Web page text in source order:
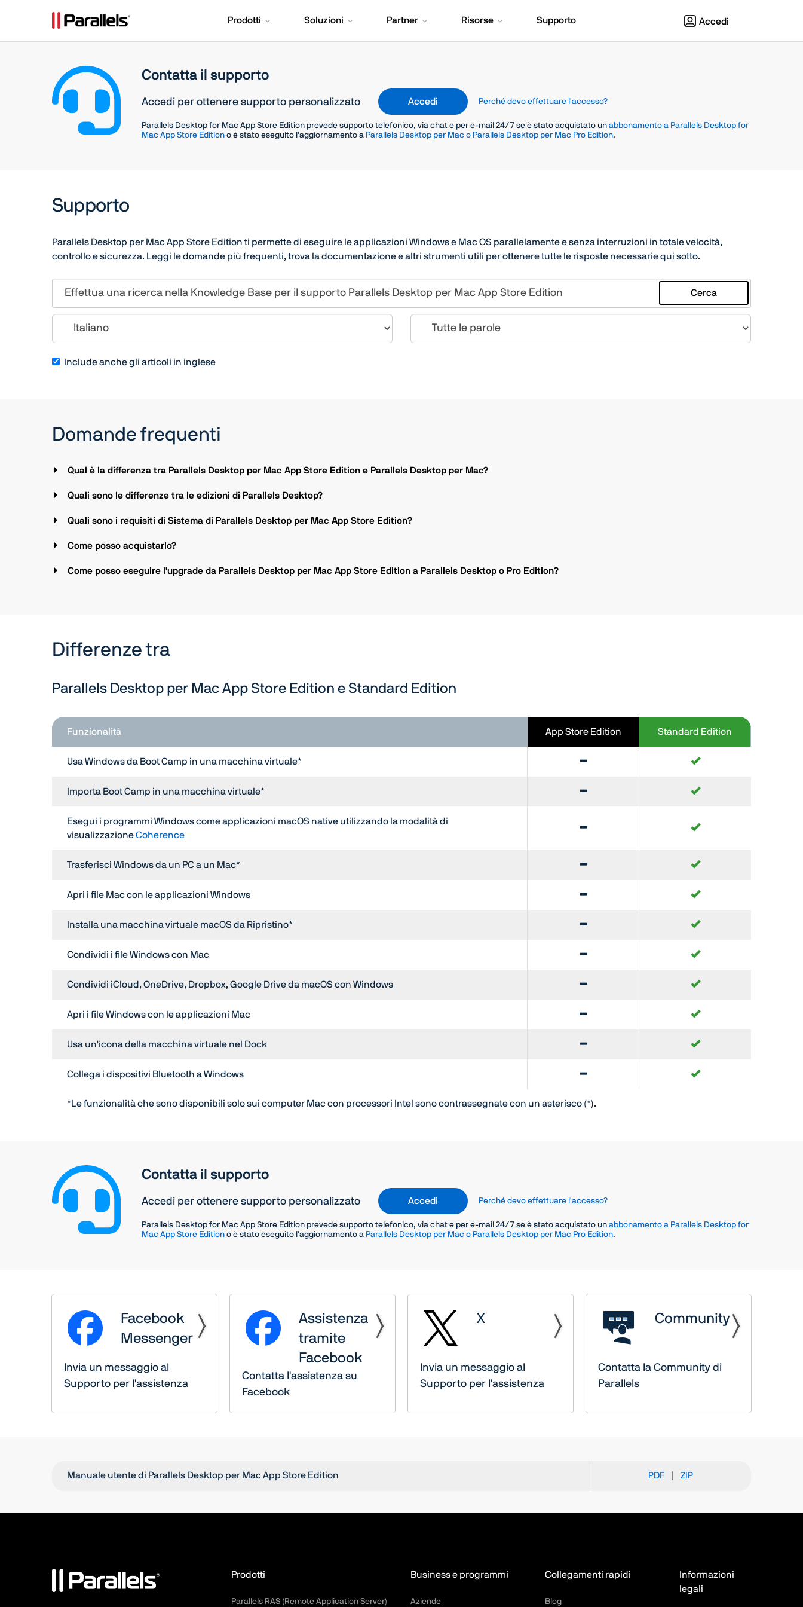
Prodotti Soluzioni Partner Risorse Supporto Accedi
Contatta il supporto
Accedi per ottenere supporto personalizzato Accedi Perché devo effettuare l'accesso?
Parallels Desktop for Mac App Store Edition prevede supporto telefonico, via chat e per e-mail 24/7 se è stato acquistato un abbonamento a Parallels Desktop for
Mac App Store Edition o è stato eseguito l'aggiornamento a Parallels Desktop per Mac o Parallels Desktop per Mac Pro Edition.
Supporto
Parallels Desktop per Mac App Store Edition ti permette di eseguire le applicazioni Windows e Mac OS parallelamente e senza interruzioni in totale velocità,
controllo e sicurezza. Leggi le domande più frequenti, trova la documentazione e altri strumenti utili per ottenere tutte le risposte necessarie qui sotto.
Cerca
Include anche gli articoli in inglese
Domande frequenti
Qual è la differenza tra Parallels Desktop per Mac App Store Edition e Parallels Desktop per Mac?
Quali sono le differenze tra le edizioni di Parallels Desktop?
Quali sono i requisiti di Sistema di Parallels Desktop per Mac App Store Edition?
Come posso acquistarlo?
Come posso eseguire l'upgrade da Parallels Desktop per Mac App Store Edition a Parallels Desktop o Pro Edition?
Differenze tra
Parallels Desktop per Mac App Store Edition e Standard Edition
Funzionalità App Store Edition Standard Edition
Usa Windows da Boot Camp in una macchina virtuale*
Importa Boot Camp in una macchina virtuale*
Esegui i programmi Windows come applicazioni macOS native utilizzando la modalità di
visualizzazioneCoherence
Trasferisci Windows da un PC a un Mac*
Apri i file Mac con le applicazioni Windows
Installa una macchina virtuale macOS da Ripristino*
Condividi i file Windows con Mac
Condividi iCloud, OneDrive, Dropbox, Google Drive da macOS con Windows
Apri i file Windows con le applicazioni Mac
Usa un'icona della macchina virtuale nel Dock
Collega i dispositivi Bluetooth a Windows
*Le funzionalità che sono disponibili solo sui computer Mac con processori Intel sono contrassegnate con un asterisco (*).
Contatta il supporto
Accedi per ottenere supporto personalizzato Accedi Perché devo effettuare l'accesso?
Parallels Desktop for Mac App Store Edition prevede supporto telefonico, via chat e per e-mail 24/7 se è stato acquistato un abbonamento a Parallels Desktop for
Mac App Store Edition o è stato eseguito l'aggiornamento a Parallels Desktop per Mac o Parallels Desktop per Mac Pro Edition.
Facebook
Messenger
Invia un messaggio al
Supporto per l'assistenza
Assistenza
tramite
Facebook
Contatta l'assistenza su
Facebook
X
Invia un messaggio al
Supporto per l'assistenza
Community
Contatta la Community di
Parallels
Manuale utente di Parallels Desktop per Mac App Store Edition PDF ZIP
Prodotti
Parallels RAS (Remote Application Server)
Business e programmi
Aziende
Collegamenti rapidi
Blog
Informazioni
legali